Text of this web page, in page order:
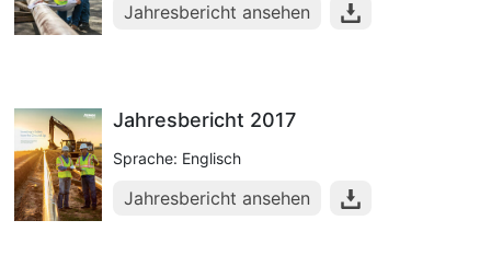
Jahresbericht ansehen
Jahresbericht 2017
Sprache: Englisch
Jahresbericht ansehen